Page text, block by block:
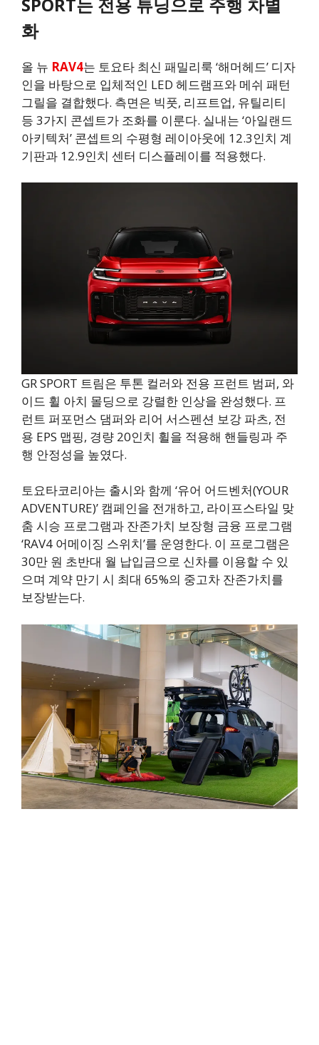
화
올 뉴 RAV4는 토요타 최신 패밀리룩 ‘해머헤드’ 디자
인을 바탕으로 입체적인 LED 헤드램프와 메쉬 패턴
그릴을 결합했다. 측면은 빅풋, 리프트업, 유틸리티
등 3가지 콘셉트가 조화를 이룬다. 실내는 ‘아일랜드
아키텍처’ 콘셉트의 수평형 레이아웃에 12.3인치 계
기판과 12.9인치 센터 디스플레이를 적용했다.
GR SPORT 트림은 투톤 컬러와 전용 프런트 범퍼, 와
이드 휠 아치 몰딩으로 강렬한 인상을 완성했다. 프
런트 퍼포먼스 댐퍼와 리어 서스펜션 보강 파츠, 전
용 EPS 맵핑, 경량 20인치 휠을 적용해 핸들링과 주
행 안정성을 높였다.
토요타코리아는 출시와 함께 ‘유어 어드벤처(YOUR
ADVENTURE)’ 캠페인을 전개하고, 라이프스타일 맞
춤 시승 프로그램과 잔존가치 보장형 금융 프로그램
‘RAV4 어메이징 스위치’를 운영한다. 이 프로그램은
30만 원 초반대 월 납입금으로 신차를 이용할 수 있
으며 계약 만기 시 최대 65%의 중고차 잔존가치를
보장받는다.